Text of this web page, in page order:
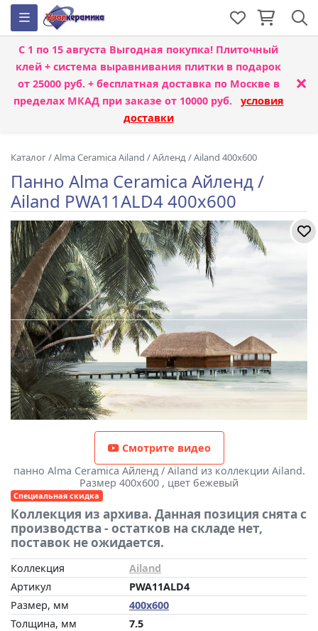
С 1 по 15 августа Выгодная покупка! Плиточный
клей + система выравнивания плитки в подарок
от 25000 руб. + бесплатная доставка по Москве в
пределах МКАД при заказе от 10000 руб. условия
доставки
×
Каталог/Alma Ceramica Ailand /Айленд / Ailand 400x600
Панно Alma Ceramica Айленд /
Ailand PWA11ALD4 400x600
Смотрите видео
панно Alma Ceramica Айленд / Ailand из коллекции Ailand.
Размер 400x600 , цвет бежевый
Специальная скидка
Коллекция из архива. Данная позиция снята с
производства - остатков на складе нет,
поставок не ожидается.
Коллекция
Ailand
Артикул
PWA11ALD4
Размер, мм
400x600
Толщина, мм
7.5